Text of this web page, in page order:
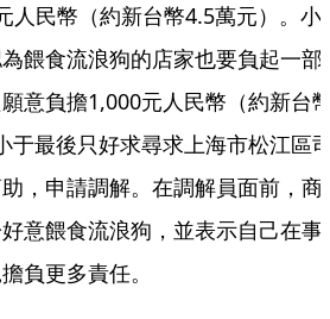
人民幣（約新台幣4.5萬元）。小
餵食流浪狗的店家也要負起一部
意負擔1,000元人民幣（約新台
于最後只好求尋求上海市松江區
，申請調解。在調解員面前，商
意餵食流浪狗，並表示自己在事
負更多責任。